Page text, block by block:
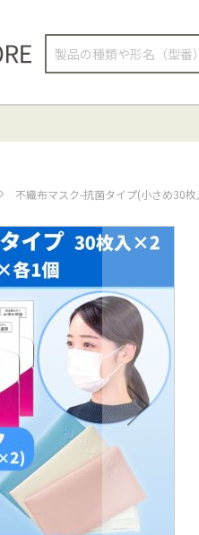
検
不織布マスク-抗菌タイプ(小さめ30